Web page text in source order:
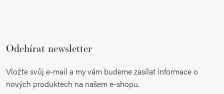
Odebírat newsletter
Vložte svůj e-mail a my vám budeme zasílat informace o
nových produktech na našem e-shopu.